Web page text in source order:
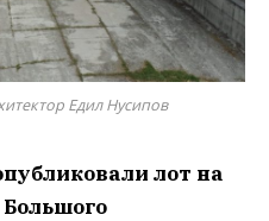
Едил Нусипов
лот на
Большого